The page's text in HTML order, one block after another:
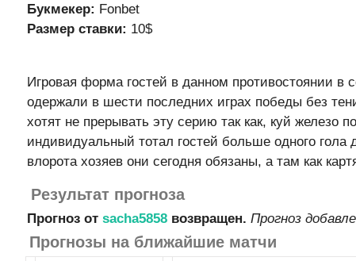
Букмекер: Fonbet
Размер ставки: 10$
Игровая форма гостей в данном противостоянии в
одержали в шести последних играх победы без
хотят не прерывать эту серию так как, куй железо
индивидуальный тотал гостей больше одного
влорота хозяев они сегодня обязаны, а там как
Результат прогноза
Прогноз от sacha5858возвращен. Прогноз
Прогнозы на ближайшие матчи